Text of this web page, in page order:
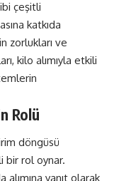
çeşitli
katkıda
zorlukları ve
kilo alımıyla etkili
Rolü
döngüsü
bir rol oynar.
yanıt olarak